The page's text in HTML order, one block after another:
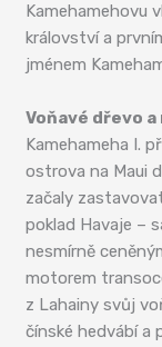
Kamehamehovu
království a
jménem
Voňavé dřevo
Kamehameha I.
ostrova na Maui
začaly
poklad Havaje –
nesmírně
motorem
z Lahainy svůj
čínské hedvábí a